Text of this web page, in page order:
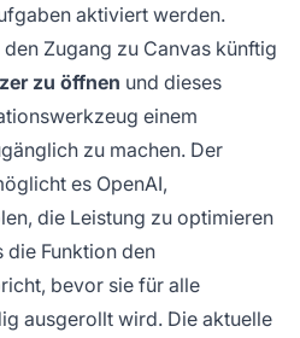
aktiviert werden.
Zugang zu Canvas künftig
zu öffnen und dieses
einem
zu machen. Der
es OpenAI,
die Leistung zu optimieren
die Funktion den
bevor sie für alle
ausgerollt wird. Die aktuelle